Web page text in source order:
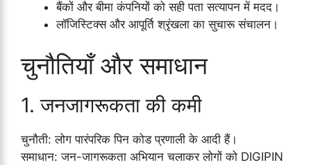
बैंकों और बीमा कंपनियों को सही पता सत्यापन में मदद।
लॉजिस्टिक्स और आपूर्ति श्रृंखला का सुचारू संचालन।
चुनौतियाँ और समाधान
1. जनजागरूकता की कमी
चुनौती: लोग पारंपरिक पिन कोड प्रणाली के आदी हैं।
समाधान: जन-जागरूकता अभियान चलाकर लोगों को DIGIPIN